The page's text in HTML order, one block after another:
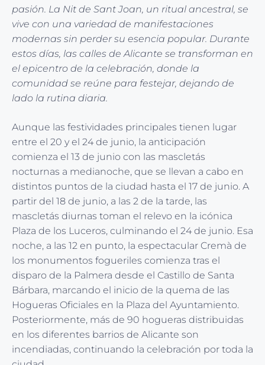
pasión. La Nit de Sant Joan, un ritual ancestral, se
vive con una variedad de manifestaciones
modernas sin perder su esencia popular. Durante
estos días, las calles de Alicante se transforman en
el epicentro de la celebración, donde la
comunidad se reúne para festejar, dejando de
lado la rutina diaria.
Aunque las festividades principales tienen lugar
entre el 20 y el 24 de junio, la anticipación
comienza el 13 de junio con las mascletás
nocturnas a medianoche, que se llevan a cabo en
distintos puntos de la ciudad hasta el 17 de junio. A
partir del 18 de junio, a las 2 de la tarde, las
mascletás diurnas toman el relevo en la icónica
Plaza de los Luceros, culminando el 24 de junio. Esa
noche, a las 12 en punto, la espectacular Cremà de
los monumentos fogueriles comienza tras el
disparo de la Palmera desde el Castillo de Santa
Bárbara, marcando el inicio de la quema de las
Hogueras Oficiales en la Plaza del Ayuntamiento.
Posteriormente, más de 90 hogueras distribuidas
en los diferentes barrios de Alicante son
incendiadas, continuando la celebración por toda la